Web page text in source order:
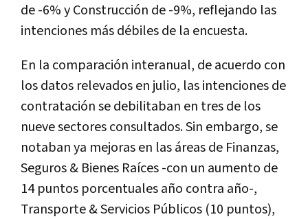
de -6% y Construcción de -9%, reflejando las
intenciones más débiles de la encuesta.
En la comparación interanual, de acuerdo con
los datos relevados en julio, las intenciones de
contratación se debilitaban en tres de los
nueve sectores consultados. Sin embargo, se
notaban ya mejoras en las áreas de Finanzas,
Seguros & Bienes Raíces -con un aumento de
14 puntos porcentuales año contra año-,
Transporte & Servicios Públicos (10 puntos),